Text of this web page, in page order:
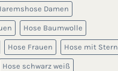
Damen
Hose Baumwolle
Hose Frauen Hose mit Stern
Hose schwarz weiß